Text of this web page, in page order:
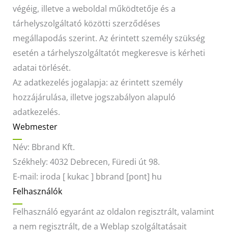
végéig, illetve a weboldal működtetője és a
tárhelyszolgáltató közötti szerződéses
megállapodás szerint. Az érintett személy szükség
esetén a tárhelyszolgáltatót megkeresve is kérheti
adatai törlését.
Az adatkezelés jogalapja: az érintett személy
hozzájárulása, illetve jogszabályon alapuló
adatkezelés.
Webmester
Név: Bbrand Kft.
Székhely: 4032 Debrecen, Füredi út 98.
E-mail: iroda [ kukac ] bbrand [pont] hu
Felhasználók
Felhasználó egyaránt az oldalon regisztrált, valamint
a nem regisztrált, de a Weblap szolgáltatásait